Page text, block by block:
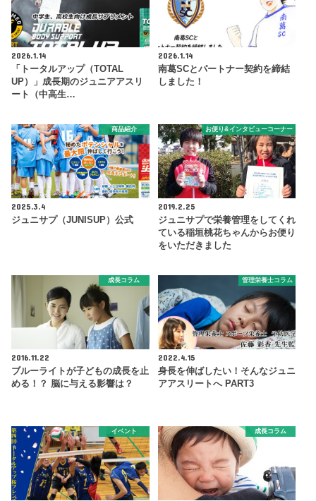
2026.1.14
「トータルアップ（TOTAL
UP）」成長期のジュニアアスリ
ート（中高生…
2026.1.14
南葛SCとパートナー契約を締結
しました！
商品紹介
2025.3.4
ジュニサプ（JUNISUP）公式
お便り&インタビューコーナー
2019.2.25
ジュニサプで栄養管理をしてくれ
ている稲垣桃花ちゃんからお便り
をいただきました
成長コラム
2016.11.22
ブルーライトが子どもの成長を止
める！？ 脳に与える影響は？
管理栄養士コラム
2022.4.15
身長を伸ばしたい！そんなジュニ
アアスリートへ PART3
イベント 成長コラム